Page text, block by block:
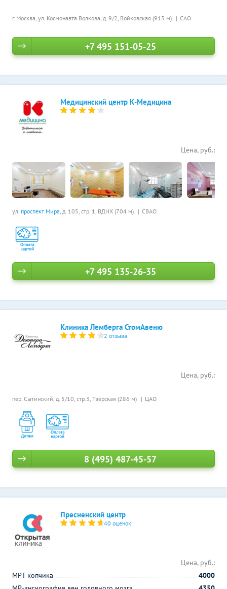
г. Москва, ул. Космонавта Волкова, д. 9/2, Войковская (913 м) САО
+7 495 151-05-25
Медицинский центр К-Медицина
ул. проспект Мира, д. 105, стр. 1, ВДНХ (704 м) СВАО
Цена, руб.:
+7 495 135-26-35
Клиника Лемберга СтомАвеню
2 отзыва
пер. Сытинский, д. 5/10, стр.3, Тверская (286 м) ЦАО
Цена, руб.:
8 (495) 487-45-57
Пресненский центр
40 оценок
Цена, руб.:
МРТ копчика
4000